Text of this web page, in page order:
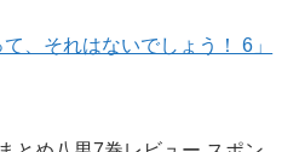
、それはないでしょう！ 6」